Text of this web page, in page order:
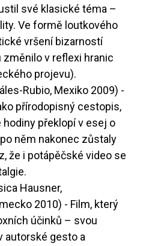
své klasické téma –
Ve formě loutkového
vršení bizarností
v reflexi hranic
projevu).
Rubio, Mexiko 2009) -
přírodopisný cestopis,
překlopí v esej o
něm nakonec zůstaly
že i potápěčské video se
Hausner,
2010) - Film, který
účinků – svou
autorské gesto a